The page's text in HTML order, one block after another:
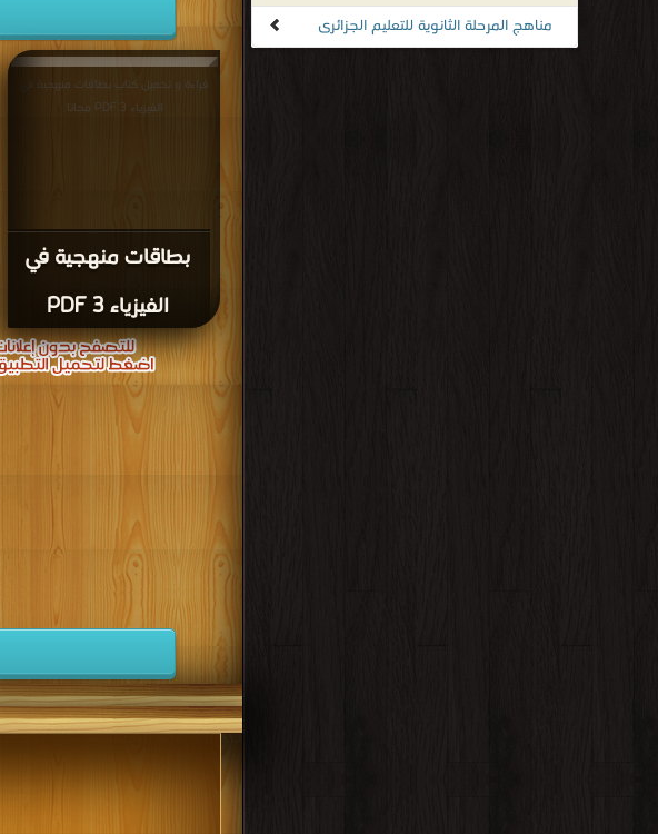
مناهج المرحلة الثانوية للتعليم الجزائرى
بطاقات منهجية في
الفيزياء 3 PDF
قراءة و تحميل كتاب بطاقات منهجية في
الفيزياء 3 PDF مجانا